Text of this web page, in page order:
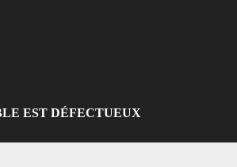
EST DÉFECTUEUX